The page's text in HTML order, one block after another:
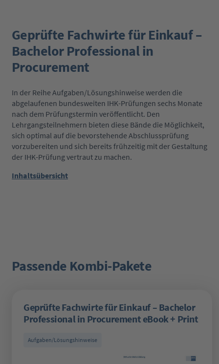
Geprüfte Fachwirte für Einkauf –
Bachelor Professional in
Procurement
In der Reihe Aufgaben/Lösungshinweise werden die
abgelaufenen bundesweiten IHK-Prüfungen sechs Monate
nach dem Prüfungstermin veröffentlicht. Den
Lehrgangsteilnehmern bieten diese Bände die Möglichkeit,
sich optimal auf die bevorstehende Abschlussprüfung
vorzubereiten und sich bereits frühzeitig mit der Gestaltung
der IHK-Prüfung vertraut zu machen.
Inhaltsübersicht
Produktgalerie überspringen
Passende Kombi-Pakete
Geprüfte Fachwirte für Einkauf – Bachelor
Professional in Procurement eBook + Print
Aufgaben/Lösungshinweise